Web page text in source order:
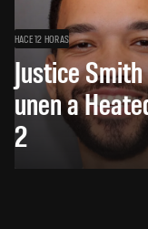
HACE 12 HORAS
Justice
unen a
2